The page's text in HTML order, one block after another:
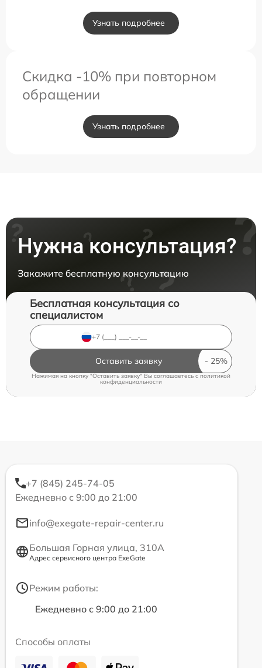
Узнать подробнее
Скидка -10% при повторном
обращении
Узнать подробнее
Нужна консультация?
Закажите бесплатную консультацию
Бесплатная консультация со
специалистом
Оставить заявку
Нажимая на кнопку "Оставить заявку" Вы соглашаетесь cполитикой
конфиденциальности
+7 (845) 245-74-05
Ежедневно с 9:00 до 21:00
info@exegate-repair-center.ru
Большая Горная улица, 310А
Адрес сервисного центра ExeGate
Режим работы:
Ежедневно с 9:00 до 21:00
Способы оплаты